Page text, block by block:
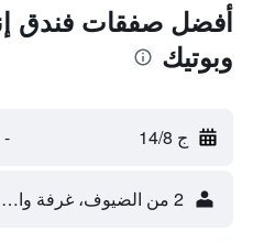
أفضل صفقات فندق
وبوتيك
ج 14/8 -
2 من الضيوف، غرفة واحدة